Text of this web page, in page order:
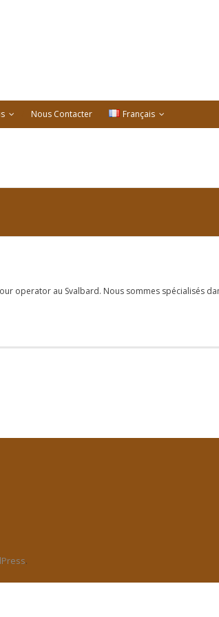
Nous Contacter Français
operator au Svalbard. Nous sommes spécialisés
.